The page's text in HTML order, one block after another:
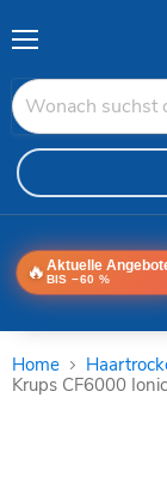
🔥 Aktuelle
BIS −60 %
Home
Krups CF6000